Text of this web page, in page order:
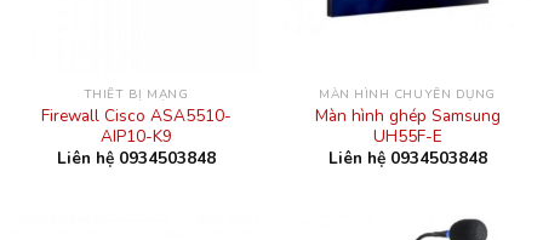
THIẾT BỊ MẠNG
Firewall Cisco ASA5510-
AIP10-K9
Liên hệ 0934503848
MÀN HÌNH CHUYÊN DỤNG
Màn hình ghép Samsung
UH55F-E
Liên hệ 0934503848